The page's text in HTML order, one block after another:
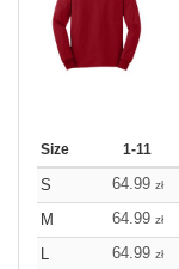
Size 1-11
S 64.99 zł
M
64.99 zł
L
64.99 zł